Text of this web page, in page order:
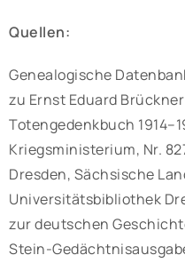
Quellen:
Genealogische
zu Ernst Eduard
Totengedenkbuch
Kriegsministerium, Nr.
Dresden, Sächsische
Universitätsbibliothek
zur deutschen
Stein-